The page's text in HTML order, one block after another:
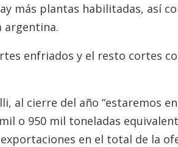
más plantas habilitadas, así
argentina.
enfriados y el resto cortes
al cierre del año “estaremos
o 950 mil toneladas
en el total de la